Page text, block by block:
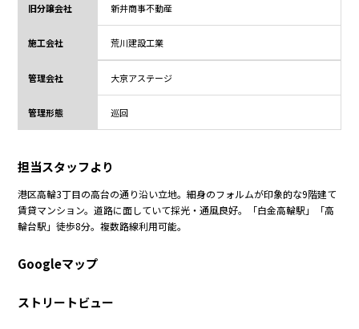
旧分譲会社 新井商事不動産
施工会社 荒川建設工業
管理会社 大京アステージ
管理形態 巡回
担当スタッフより
港区高輪3丁目の高台の通り沿い立地。細身のフォルムが印象的な9階建て
賃貸マンション。道路に面していて採光・通風良好。「白金高輪駅」「高
輪台駅」徒歩8分。複数路線利用可能。
Googleマップ
ストリートビュー